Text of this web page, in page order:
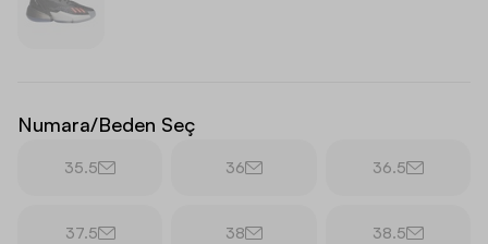
Numara/Beden Seç
35.5 36 36.5
37.5 38 38.5